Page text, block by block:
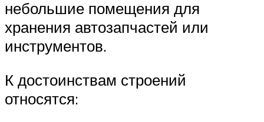
небольшие помещения для
хранения автозапчастей или
инструментов.
К достоинствам строений
относятся: